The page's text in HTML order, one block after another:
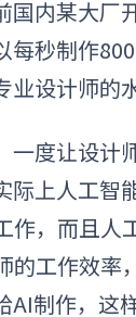
国内某大厂
每秒制作
设计师的
一度让设计
际上人工智
作，而且人
工作效率
AI制作，这